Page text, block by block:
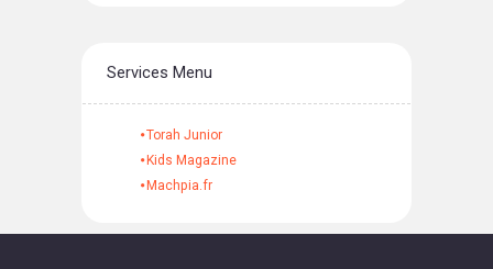
Services Menu
Torah Junior
Kids Magazine
Machpia.fr